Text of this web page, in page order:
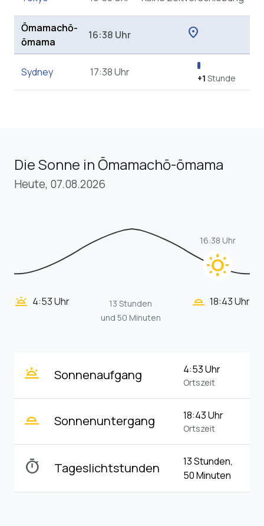
Ōmamachō-
ōmama
16:38 Uhr location_on
Sydney 17:38 Uhr +1 Stunde
Die Sonne in Ōmamachō-ōmama
Heute, 07.08.2026
wb_sunny
16:38 Uhr
wb_twilight 4:53 Uhr
13 Stunden
und 50 Minuten
wb_twilight_2 18:43 Uhr
wb_twilight Sonnenaufgang 4:53 Uhr
Ortszeit
wb_twilight_2 Sonnenuntergang 18:43 Uhr
Ortszeit
timer Tageslichtstunden
13 Stunden,
50 Minuten